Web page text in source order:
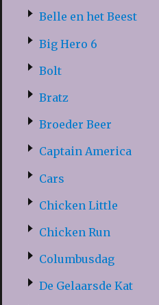
Belle en het Beest
Big Hero 6
Bolt
Bratz
Broeder Beer
Captain America
Cars
Chicken Little
Chicken Run
Columbusdag
De Gelaarsde Kat